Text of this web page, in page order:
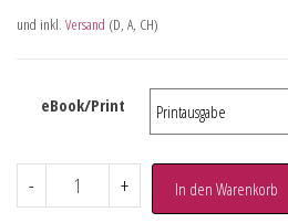
und inkl. Versand (D, A, CH)
eBook/Print
- + In den Warenkorb